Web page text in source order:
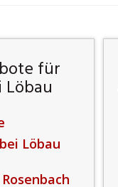
für
Löbau
Löbau